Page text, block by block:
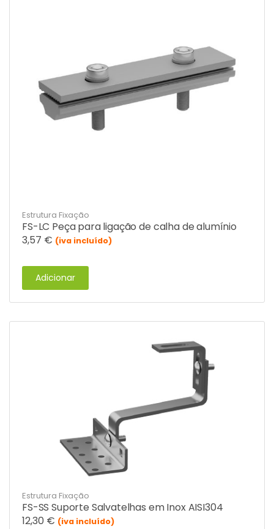
Estrutura Fixação
FS-LC Peça para ligação de calha de alumínio
3,57 € (iva incluído)
Adicionar
Estrutura Fixação
FS-SS Suporte Salvatelhas em Inox AISI304
12,30 € (iva incluído)